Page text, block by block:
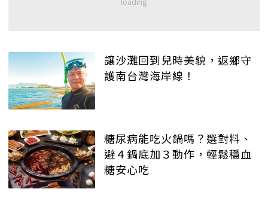
讓沙灘回到兒時美貌，返鄉守
護南台灣海岸線！
糖尿病能吃火鍋嗎？選對料、
避４鍋底加３動作，輕鬆穩血
糖安心吃